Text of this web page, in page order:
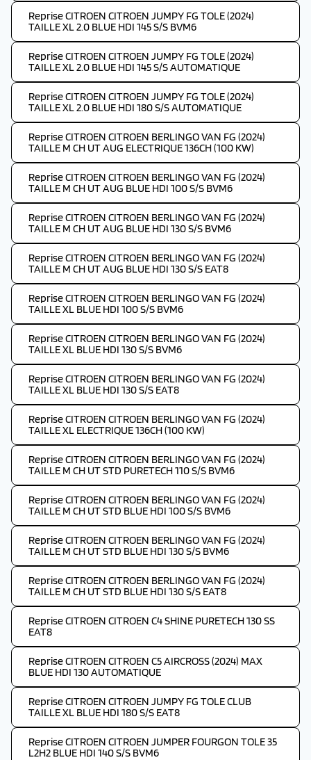
Reprise CITROEN CITROEN JUMPY FG TOLE (2024)
TAILLE XL 2.0 BLUE HDI 145 S/S BVM6
Reprise CITROEN CITROEN JUMPY FG TOLE (2024)
TAILLE XL 2.0 BLUE HDI 145 S/S AUTOMATIQUE
Reprise CITROEN CITROEN JUMPY FG TOLE (2024)
TAILLE XL 2.0 BLUE HDI 180 S/S AUTOMATIQUE
Reprise CITROEN CITROEN BERLINGO VAN FG (2024)
TAILLE M CH UT AUG ELECTRIQUE 136CH (100 KW)
Reprise CITROEN CITROEN BERLINGO VAN FG (2024)
TAILLE M CH UT AUG BLUE HDI 100 S/S BVM6
Reprise CITROEN CITROEN BERLINGO VAN FG (2024)
TAILLE M CH UT AUG BLUE HDI 130 S/S BVM6
Reprise CITROEN CITROEN BERLINGO VAN FG (2024)
TAILLE M CH UT AUG BLUE HDI 130 S/S EAT8
Reprise CITROEN CITROEN BERLINGO VAN FG (2024)
TAILLE XL BLUE HDI 100 S/S BVM6
Reprise CITROEN CITROEN BERLINGO VAN FG (2024)
TAILLE XL BLUE HDI 130 S/S BVM6
Reprise CITROEN CITROEN BERLINGO VAN FG (2024)
TAILLE XL BLUE HDI 130 S/S EAT8
Reprise CITROEN CITROEN BERLINGO VAN FG (2024)
TAILLE XL ELECTRIQUE 136CH (100 KW)
Reprise CITROEN CITROEN BERLINGO VAN FG (2024)
TAILLE M CH UT STD PURETECH 110 S/S BVM6
Reprise CITROEN CITROEN BERLINGO VAN FG (2024)
TAILLE M CH UT STD BLUE HDI 100 S/S BVM6
Reprise CITROEN CITROEN BERLINGO VAN FG (2024)
TAILLE M CH UT STD BLUE HDI 130 S/S BVM6
Reprise CITROEN CITROEN BERLINGO VAN FG (2024)
TAILLE M CH UT STD BLUE HDI 130 S/S EAT8
Reprise CITROEN CITROEN C4 SHINE PURETECH 130 SS
EAT8
Reprise CITROEN CITROEN C5 AIRCROSS (2024) MAX
BLUE HDI 130 AUTOMATIQUE
Reprise CITROEN CITROEN JUMPY FG TOLE CLUB
TAILLE XL BLUE HDI 180 S/S EAT8
Reprise CITROEN CITROEN JUMPER FOURGON TOLE 35
L2H2 BLUE HDI 140 S/S BVM6